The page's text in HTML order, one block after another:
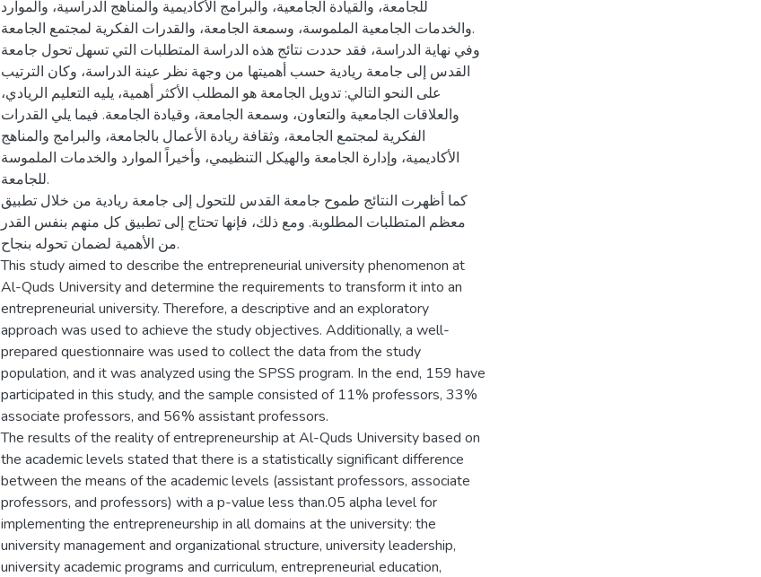
للجامعة، والقيادة الجامعية، والبرامج الأكاديمية والمناهج الدراسية، والموارد
والخدمات الجامعية الملموسة، وسمعة الجامعة، والقدرات الفكرية لمجتمع الجامعة.
وفي نهاية الدراسة، فقد حددت نتائج هذه الدراسة المتطلبات التي تسهل تحول جامعة
القدس إلى جامعة ريادية حسب أهميتها من وجهة نظر عينة الدراسة، وكان الترتيب
على النحو التالي: تدويل الجامعة هو المطلب الأكثر أهمية، يليه التعليم الريادي،
والعلاقات الجامعية والتعاون، وسمعة الجامعة، وقيادة الجامعة. فيما يلي القدرات
الفكرية لمجتمع الجامعة، وثقافة ريادة الأعمال بالجامعة، والبرامج والمناهج
الأكاديمية، وإدارة الجامعة والهيكل التنظيمي، وأخيراً الموارد والخدمات الملموسة
للجامعة.
كما أظهرت النتائج طموح جامعة القدس للتحول إلى جامعة ريادية من خلال تطبيق
معظم المتطلبات المطلوبة. ومع ذلك، فإنها تحتاج إلى تطبيق كل منهم بنفس القدر
من الأهمية لضمان تحوله بنجاح.
This study aimed to describe the entrepreneurial university phenomenon at
Al-Quds University and determine the requirements to transform it into an
entrepreneurial university. Therefore, a descriptive and an exploratory
approach was used to achieve the study objectives. Additionally, a well-
prepared questionnaire was used to collect the data from the study
population, and it was analyzed using the SPSS program. In the end, 159 have
participated in this study, and the sample consisted of 11% professors, 33%
associate professors, and 56% assistant professors.
The results of the reality of entrepreneurship at Al-Quds University based on
the academic levels stated that there is a statistically significant difference
between the means of the academic levels (assistant professors, associate
professors, and professors) with a p-value less than.05 alpha level for
implementing the entrepreneurship in all domains at the university: the
university management and organizational structure, university leadership,
university academic programs and curriculum, entrepreneurial education,